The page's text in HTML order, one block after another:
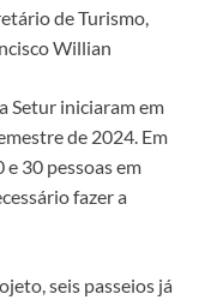
de Turismo,
Willian
Setur iniciaram em
de 2024. Em
30 pessoas em
fazer a
seis passeios já